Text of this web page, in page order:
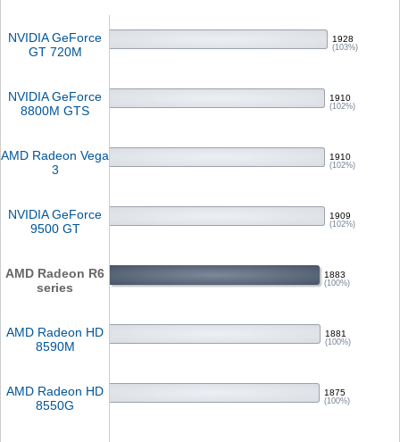
NVIDIA GeForce
GT 720M
1928
(103%)
NVIDIA GeForce
8800M GTS
1910
(102%)
AMD Radeon Vega
3
1910
(102%)
NVIDIA GeForce
9500 GT
1909
(102%)
AMD Radeon R6
series
1883
(100%)
AMD Radeon HD
8590M
1881
(100%)
AMD Radeon HD
8550G
1875
(100%)